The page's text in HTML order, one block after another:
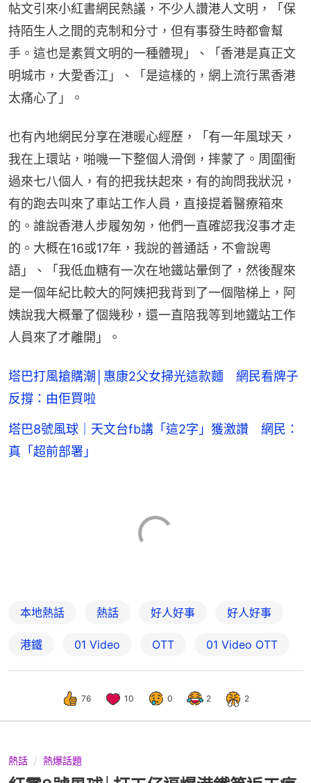
帖文引來小紅書網民熱議，不少人讚港人文明，「保
持陌生人之間的克制和分寸，但有事發生時都會幫
手。這也是素質文明的一種體現」、「香港是真正文
明城市，大愛香江」、「是這樣的，網上流行黑香港
太痛心了」。
也有內地網民分享在港暖心經歷，「有一年風球天，
我在上環站，啪嘰一下整個人滑倒，摔蒙了。周圍衝
過來七八個人，有的把我扶起來，有的詢問我狀況，
有的跑去叫來了車站工作人員，直接提着醫療箱來
的。誰說香港人步履匆匆，他們一直確認我沒事才走
的。大概在16或17年，我說的普通話，不會說粵
語」、「我低血糖有一次在地鐵站暈倒了，然後醒來
是一個年紀比較大的阿姨把我背到了一個階梯上，阿
姨說我大概暈了個幾秒，還一直陪我等到地鐵站工作
人員來了才離開」。
塔巴打風搶購潮│惠康2父女掃光這款麵 網民看牌子
反撐：由佢買啦
塔巴8號風球｜天文台fb講「這2字」獲激讚 網民：
真「超前部署」
本地熱話 熱話 好人好事 好人好事
港鐵 01 Video OTT 01‌ ‌Video‌ ‌OTT
76 10 0 2 2
熱話 熱爆話題